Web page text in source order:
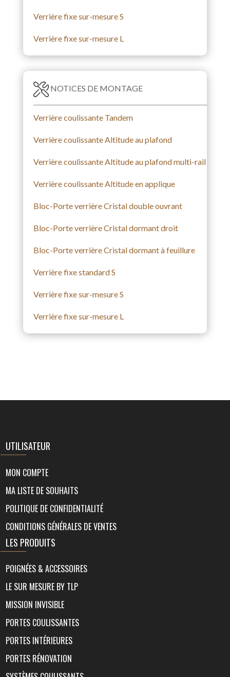
Verrière fixe sur-mesure S
Verrière fixe sur-mesure L
NOTICES DE MONTAGE
Verrière coulissante Tandem
Verrière coulissante Altitude au plafond
Verrière coulissante Altitude au plafond multi-rail
Verrière coulissante Altitude en applique
Bloc-Porte verrière Cristal double ouvrant
Bloc-Porte verrière Cristal dormant droit
Bloc-Porte verrière Cristal dormant à feuillure
Verrière fixe standard S
Verrière fixe sur-mesure S
Verrière fixe sur-mesure L
UTILISATEUR
MON COMPTE
MA LISTE DE SOUHAITS
POLITIQUE DE CONFIDENTIALITÉ
CONDITIONS GÉNÉRALES DE VENTES
LES PRODUITS
POIGNÉES & ACCESSOIRES
LE SUR MESURE BY TLP
MISSION INVISIBLE
PORTES COULISSANTES
PORTES INTÉRIEURES
PORTES RÉNOVATION